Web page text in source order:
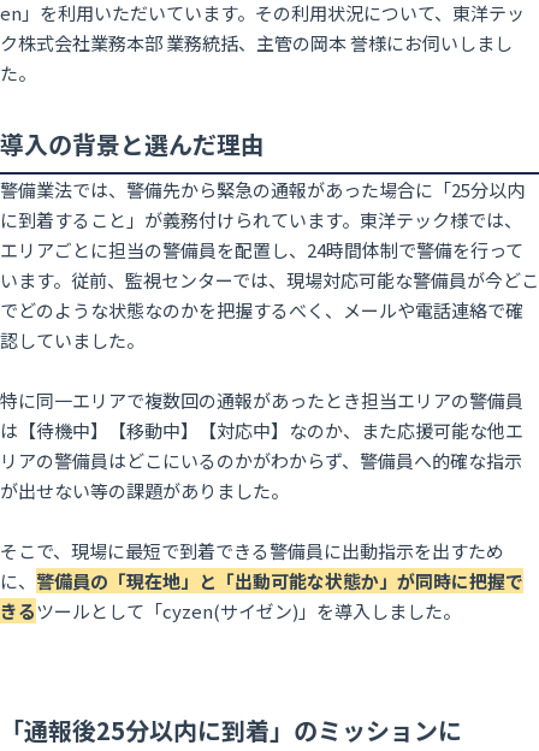
en」を利用いただいています。その利用状況について、東洋テッ
ク株式会社業務本部 業務統括、主管の岡本 誉様にお伺いしまし
た。
導入の背景と選んだ理由
警備業法では、警備先から緊急の通報があった場合に「25分以内
に到着すること」が義務付けられています。東洋テック様では、
エリアごとに担当の警備員を配置し、24時間体制で警備を行って
います。従前、監視センターでは、現場対応可能な警備員が今どこ
でどのような状態なのかを把握するべく、メールや電話連絡で確
認していました。
特に同一エリアで複数回の通報があったとき担当エリアの警備員
は【待機中】【移動中】【対応中】なのか、また応援可能な他エ
リアの警備員はどこにいるのかがわからず、警備員へ的確な指示
が出せない等の課題がありました。
そこで、現場に最短で到着できる警備員に出動指示を出すため
に、 警備員の「現在地」と「出動可能な状態か」が同時に把握で
きるツールとして「cyzen(サイゼン)」を導入しました。
「通報後25分以内に到着」のミッションに